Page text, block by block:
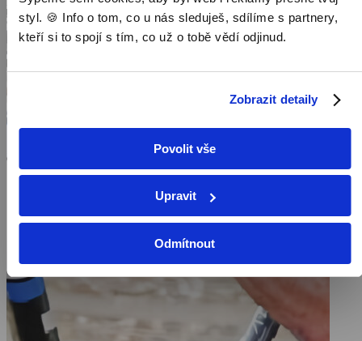
styl. 🍪 Info o tom, co u nás sleduješ, sdílíme s partnery,
kteří si to spojí s tím, co už o tobě vědí odjinud.
Zobrazit detaily
Povolit vše
Upravit
Odmítnout